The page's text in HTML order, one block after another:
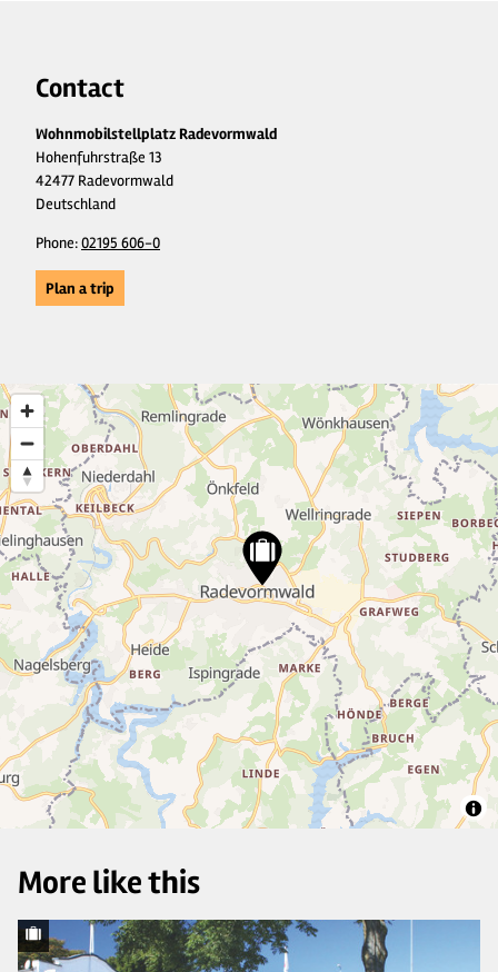
Contact
Wohnmobilstellplatz Radevormwald
Hohenfuhrstraße 13
42477 Radevormwald
Deutschland
Phone:02195 606-0
Plan a trip
2
10
4
4
More like this